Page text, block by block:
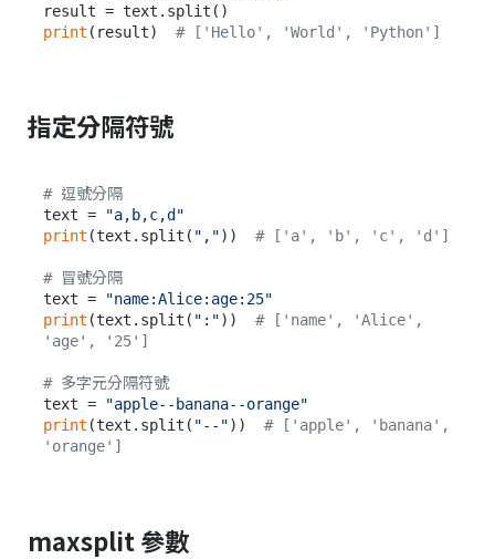
print (result) # ['Hello', 'World', 'Python']
指定分隔符號
# 逗號分隔
text =
"a,b,c,d"
print (text.split( ",")) # ['a', 'b', 'c', 'd']
# 冒號分隔
text =
"name:Alice:age:25"
print (text.split( ":")) # ['name', 'Alice',
'age', '25']
# 多字元分隔符號
text =
"apple--banana--orange"
print (text.split( "--")) # ['apple', 'banana',
'orange']
maxsplit 參數